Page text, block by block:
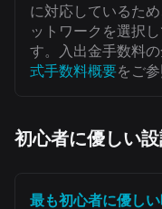
に対応しているた
ットワークを選択
す。入出金手数料の
式手数料概要をご
初心者に優しい
最も初心者に優し